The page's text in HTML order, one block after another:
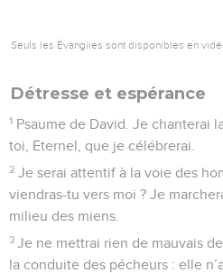
Seuls les Évangiles sont disponibles en
Détresse et espérance
1 Psaume de David. Je chanterai
toi, Eternel, que je célébrerai.
2 Je serai attentif à la voie des
viendras-tu vers moi ? Je
milieu des miens.
3 Je ne mettrai rien de mauvais
la conduite des pécheurs : elle